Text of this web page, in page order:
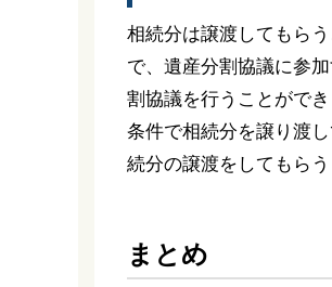
相続分は譲渡してもら
で、遺産分割協議に参
割協議を行うことがで
条件で相続分を譲り渡
続分の譲渡をしてもら
まとめ